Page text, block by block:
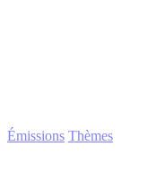
Émissions Thèmes